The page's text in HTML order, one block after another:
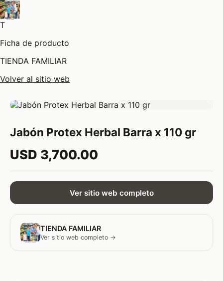
T
Ficha de producto
TIENDA FAMILIAR
Volver al sitio web
Jabón Protex Herbal Barra x 110 gr
USD 3,700.00
Ver sitio web completo
TIENDA FAMILIAR
Ver sitio web completo →